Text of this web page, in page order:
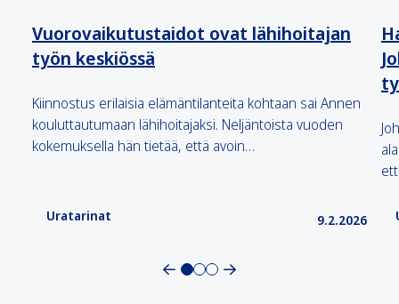
Vuorovaikutustaidot ovat lähihoitajan
työn keskiössä
Kiinnostus erilaisia elämäntilanteita kohtaan sai Annen
kouluttautumaan lähihoitajaksi. Neljäntoista vuoden
kokemuksella hän tietää, että avoin…
Uratarinat 9.2.2026